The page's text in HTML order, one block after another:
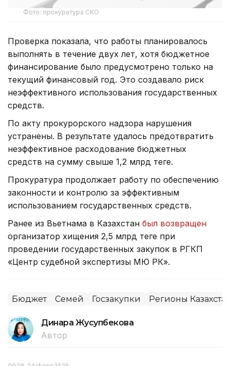
Фото: прокуратура СКО
Проверка показала, что работы планировалось
выполнять в течение двух лет, хотя бюджетное
финансирование было предусмотрено только на
текущий финансовый год. Это создавало риск
неэффективного использования государственных
средств.
По акту прокурорского надзора нарушения
устранены. В результате удалось предотвратить
неэффективное расходование бюджетных
средств на сумму свыше 1,2 млрд теңге.
Прокуратура продолжает работу по обеспечению
законности и контролю за эффективным
использованием государственных средств.
Ранее из Вьетнама в Казахстан был возвращен
организатор хищения 2,5 млрд теңге при
проведении государственных закупок в РГКП
«Центр судебной экспертизы МЮ РК».
Бюджет Семей Госзакупки Регионы
Динара Жусупбекова
Автор